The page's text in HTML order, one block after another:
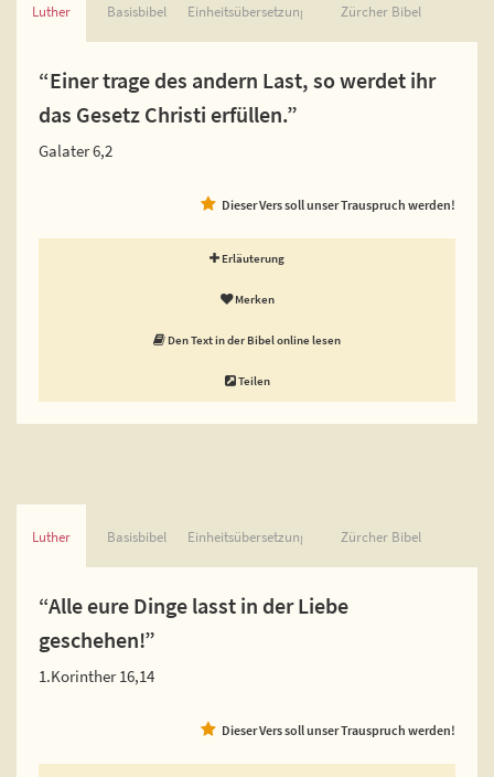
Luther Basisbibel Einheitsübersetzung Zürcher Bibel
“Einer trage des andern Last, so werdet ihr
das Gesetz Christi erfüllen.”
Galater 6,2
Dieser Vers soll unser Trauspruch werden!
Erläuterung
Merken
Den Text in der Bibel online lesen
Teilen
Luther Basisbibel Einheitsübersetzung Zürcher Bibel
“Alle eure Dinge lasst in der Liebe
geschehen!”
1.Korinther 16,14
Dieser Vers soll unser Trauspruch werden!